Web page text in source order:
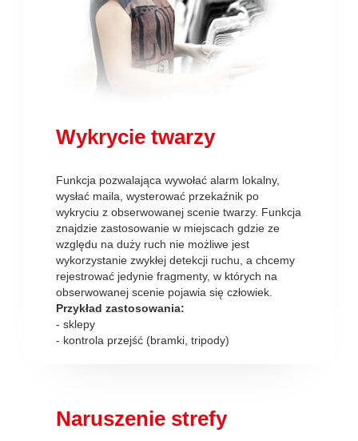
Wykrycie twarzy
Funkcja pozwalająca wywołać alarm lokalny,
wysłać maila, wysterować przekaźnik po
wykryciu z obserwowanej scenie twarzy. Funkcja
znajdzie zastosowanie w miejscach gdzie ze
względu na duży ruch nie możliwe jest
wykorzystanie zwykłej detekcji ruchu, a chcemy
rejestrować jedynie fragmenty, w których na
obserwowanej scenie pojawia się człowiek.
Przykład zastosowania:
- sklepy
- kontrola przejść (bramki, tripody)
Naruszenie strefy